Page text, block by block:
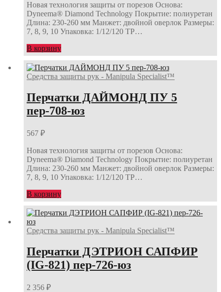
Новая технология защиты от порезов Основа:
Dyneema® Diamond Technology Покрытие: полиуретан
Длина: 230-260 мм Манжет: двойной оверлок Размеры:
7, 8, 9, 10 Упаковка: 1/12/120 ТР…
В корзину
Средства защиты рук - Manipula Specialist™
Перчатки ДАЙМОНД ПУ 5
пер-708-юз
567 ₽
Новая технология защиты от порезов Основа:
Dyneema® Diamond Technology Покрытие: полиуретан
Длина: 230-260 мм Манжет: двойной оверлок Размеры:
7, 8, 9, 10 Упаковка: 1/12/120 ТР…
В корзину
Средства защиты рук - Manipula Specialist™
Перчатки ДЭТРИОН САПФИР
(IG-821) пер-726-юз
2 356 ₽